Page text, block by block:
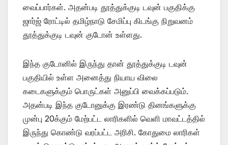
வைப்பார்கள். அதன்படி தூத்துக்குடி டவுன் பகுதிக்கு
ஜார்ஜ் ரோட்டில் தமிழ்நாடு சேமிப்பு கிடங்கு நிறுவனம்
தூத்துக்குடி டவுன் குடோன் உள்ளது.
இந்த குடோனில் இருந்து தான் தூத்துக்குடி டவுன்
பகுதியில் உள்ள அனைத்து நியாய விலை
கடைகளுக்கும் பொருட்கள் அனுப்பி வைக்கப்படும்.
அதன்படி இந்த குடோனுக்கு இரண்டு தினங்களுக்கு
முன்பு 20க்கும் மேற்பட்ட லாரிகளில் வெளி மாவட்டத்தில்
இருந்து கொண்டு வரப்பட்ட அரிசி. கோதுமை லாரிகள்